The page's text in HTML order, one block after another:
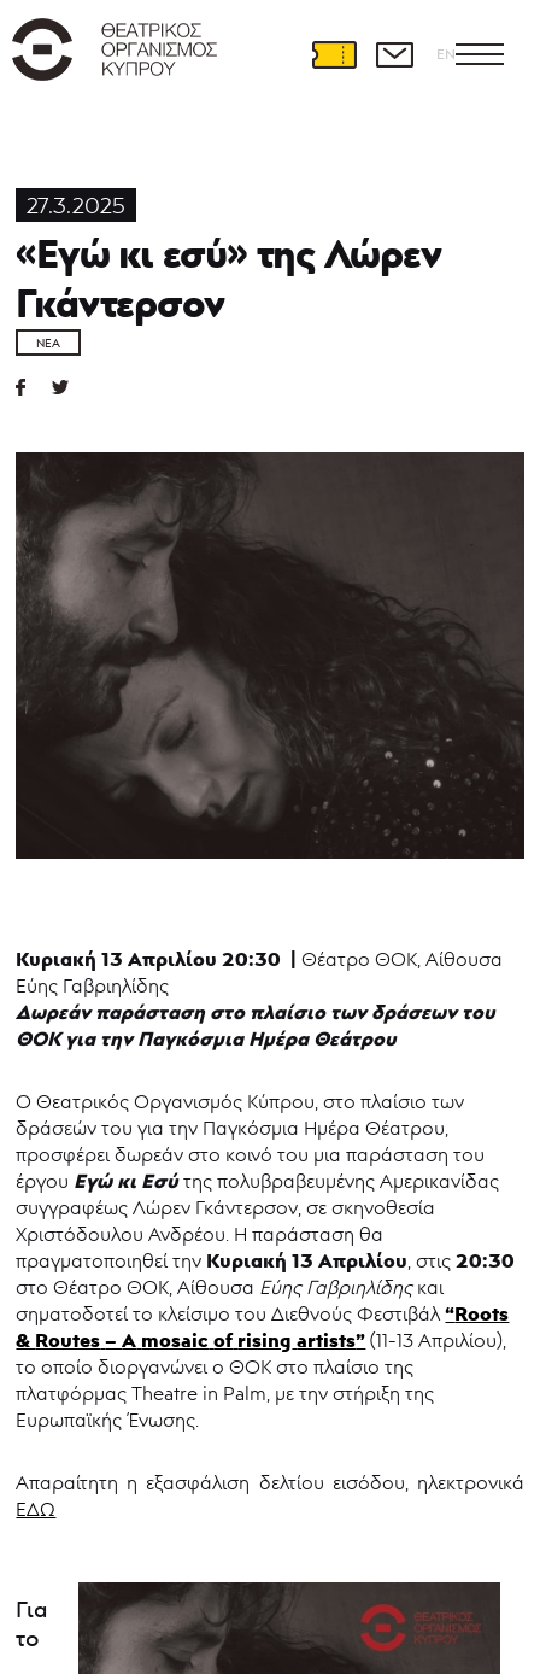
EN
27.3.2025
«Εγώ κι εσύ» της Λώρεν
Γκάντερσον
ΝΈΑ
Κυριακή 13 Απριλίου 20:30 |Θέατρο ΘΟΚ, Αίθουσα
Εύης Γαβριηλίδης
Δωρεάν παράσταση στο πλαίσιο των δράσεων του
ΘΟΚγια την Παγκόσμια Ημέρα Θεάτρου
O Θεατρικός Οργανισμός Κύπρου, στο πλαίσιο των
δράσεών του για την Παγκόσμια Ημέρα Θέατρου,
προσφέρει δωρεάν στο κοινό του μια παράσταση του
έργου Εγώ κι Εσύτης πολυβραβευμένης Αμερικανίδας
συγγραφέως Λώρεν Γκάντερσον, σε σκηνοθεσία
Χριστόδουλου Ανδρέου. Η παράσταση θα
πραγματοποιηθεί την Κυριακή 13 Απριλίου, στις20:30
στο Θέατρο ΘΟΚ, Αίθουσα Εύης Γαβριηλίδηςκαι
σηματοδοτεί το κλείσιμο του Διεθνούς Φεστιβάλ“Roots
& Routes –A mosaic of rising artists” (11-13 Απριλίου),
το οποίο διοργανώνει ο ΘΟΚ στο πλαίσιο της
πλατφόρμας Theatre in Palm, με την στήριξη της
Ευρωπαϊκής Ένωσης.
Απαραίτητη η εξασφάλιση δελτίου εισόδου, ηλεκτρονικά
ΕΔΩ
Για
το